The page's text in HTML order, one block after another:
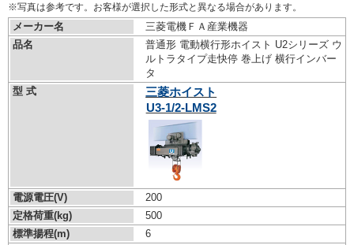
※写真は参考です。お客様が選択した形式と異なる場合があります。
メーカー名
三菱電機ＦＡ産業機器
品名
普通形 電動横行形ホイスト U2シリーズ ウ
ルトラタイプ走快停 巻上げ 横行インバー
タ
型 式
三菱ホイスト
U3-1/2-LMS2
電源電圧(V)
200
定格荷重(kg)
500
標準揚程(m)
6